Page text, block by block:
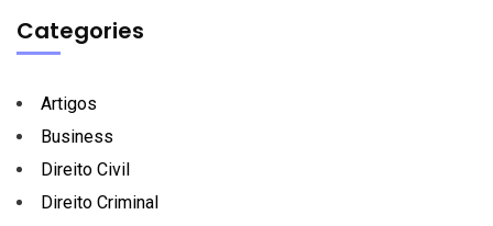
Categories
Artigos
Business
Direito Civil
Direito Criminal